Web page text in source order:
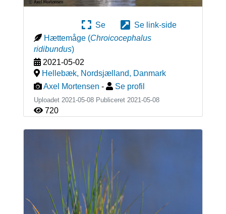
Se
Se link-side
Hættemåge (Chroicocephalus
ridibundus)
2021-05-02
Hellebæk, Nordsjælland, Danmark
Axel Mortensen - Se profil
Uploadet 2021-05-08 Publiceret 2021-05-08
720